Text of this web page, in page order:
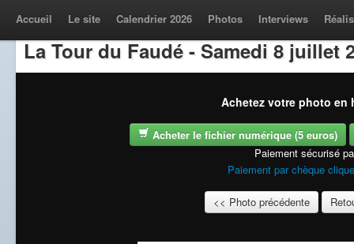
Accueil Le site Calendrier 2026 Photos Interviews
La Tour du Faudé - Samedi 8 juillet
Achetez votre photo en
Acheter le fichier numérique (5 euros)
Paiement sécurisé
Paiement par chèque
<< Photo précédente